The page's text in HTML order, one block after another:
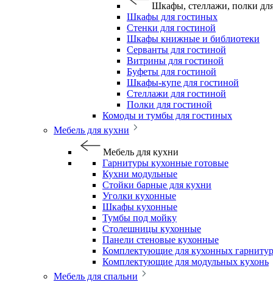
Шкафы, стеллажи, полки
Шкафы для гостиных
Стенки для гостиной
Шкафы книжные и библиотеки
Серванты для гостиной
Витрины для гостиной
Буфеты для гостиной
Шкафы-купе для гостиной
Стеллажи для гостиной
Полки для гостиной
Комоды и тумбы для гостиных
Мебель для кухни
Мебель для кухни
Гарнитуры кухонные готовые
Кухни модульные
Стойки барные для кухни
Уголки кухонные
Шкафы кухонные
Тумбы под мойку
Столешницы кухонные
Панели стеновые кухонные
Комплектующие для кухонных
Комплектующие для модульных кухонь
Мебель для спальни